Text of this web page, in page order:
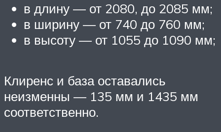
в длину — от 2080, до 2085 мм;
в ширину — от 740 до 760 мм;
в высоту — от 1055 до 1090 мм;
Клиренс и база оставались
неизменны — 135 мм и 1435 мм
соответственно.